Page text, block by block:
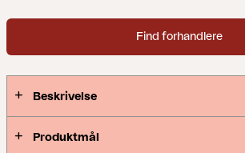
Find forhandlere
Beskrivelse
Produktmål